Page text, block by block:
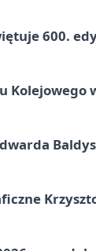
600.
Kolejowego